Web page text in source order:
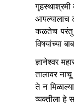
आपल्यालाच
कळतेच. परंतु
ज्ञानेश्वर
तालावर
ते न
व्यक्तीला हे